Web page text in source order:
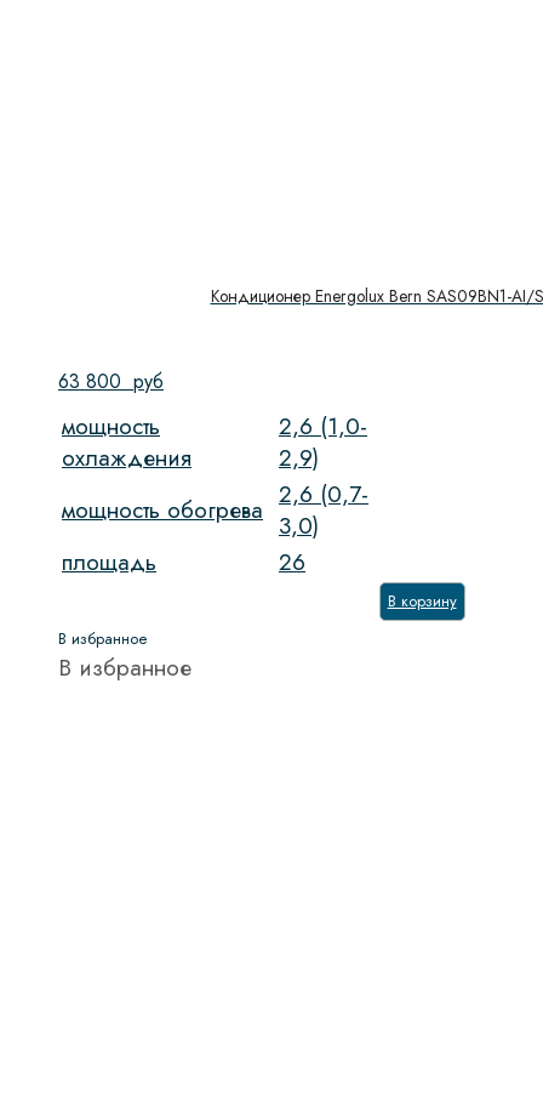
Кондиционер Energolux Bern SAS09BN1-AI/
63 800 руб
мощность
охлаждения
2,6 (1,0-
2,9)
мощность обогрева 2,6 (0,7-
3,0)
площадь
26
В корзину
В избранное
В избранное